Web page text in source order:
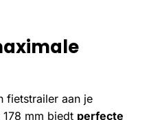
fietstrailer aan je
mm biedt perfecte